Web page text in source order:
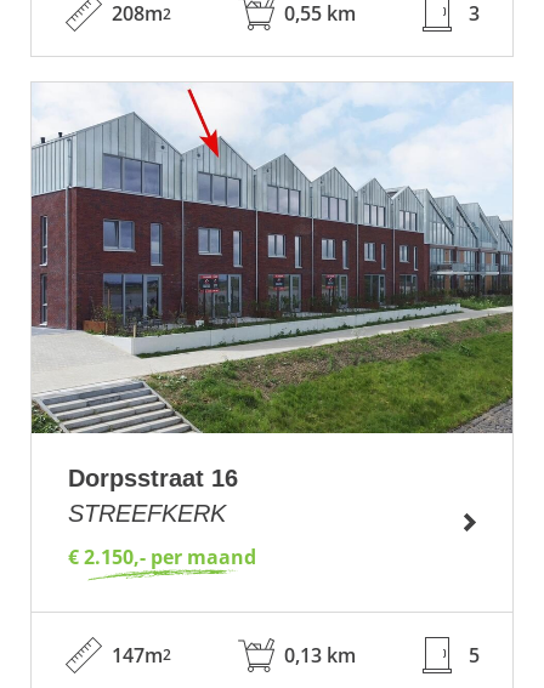
208m2 0,55 km 3
Dorpsstraat 16
STREEFKERK
€ 2.150,- per maand
147m2 0,13 km 5